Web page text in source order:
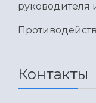
руководителя
Контакты